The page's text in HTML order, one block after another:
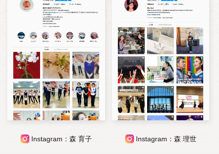
Instagram：森 育子 Instagram：森 理世